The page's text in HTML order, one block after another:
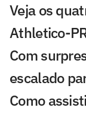
Veja os
Athletico-
Com
escalado
Como